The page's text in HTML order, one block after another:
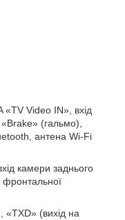
«TV Video IN», вхід
(гальмо),
антена Wi-Fi
камери заднього
фронтальної
«TXD» (вихід на